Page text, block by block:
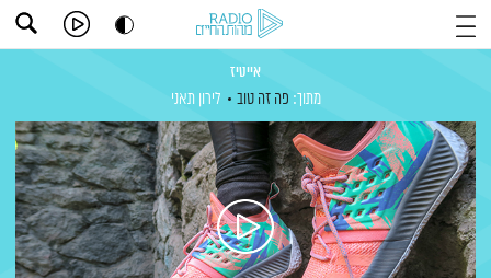
אייטיז
מתוך: פה זה טוב לירון תאני